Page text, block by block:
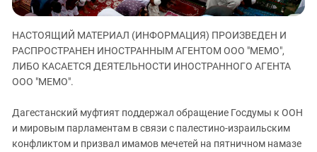
Карачаево-Черкесия
Краснодарский край
Нагорный Карабах
Российская Федерация
Северная Осетия - Алания
СКФО
НАСТОЯЩИЙ МАТЕРИАЛ (ИНФОРМАЦИЯ) ПРОИЗВЕДЕН И
РАСПРОСТРАНЕН ИНОСТРАННЫМ АГЕНТОМ ООО "МЕМО",
ЛИБО КАСАЕТСЯ ДЕЯТЕЛЬНОСТИ ИНОСТРАННОГО АГЕНТА
ООО "МЕМО".
Дагестанский муфтият поддержал обращение Госдумы к ООН
и мировым парламентам в связи с палестино-израильским
конфликтом и призвал имамов мечетей на пятничном намазе